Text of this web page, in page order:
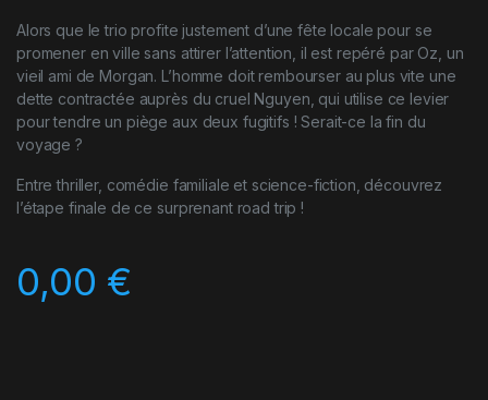
Alors que le trio profite justement d’une fête locale pour se
promener en ville sans attirer l’attention, il est repéré par Oz, un
vieil ami de Morgan. L’homme doit rembourser au plus vite une
dette contractée auprès du cruel Nguyen, qui utilise ce levier
pour tendre un piège aux deux fugitifs ! Serait-ce la fin du
voyage ?
Entre thriller, comédie familiale et science-fiction, découvrez
l’étape finale de ce surprenant road trip !
0,00 €